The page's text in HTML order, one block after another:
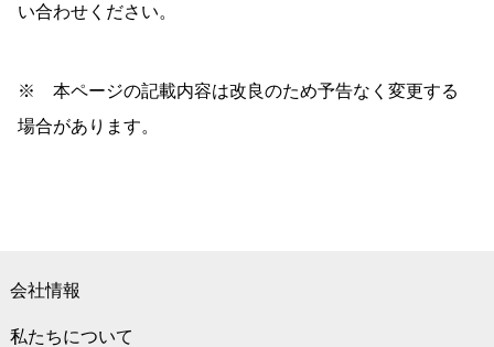
い合わせください。
※ 本ページの記載内容は改良のため予告なく変更する
場合があります。
会社情報
私たちについて